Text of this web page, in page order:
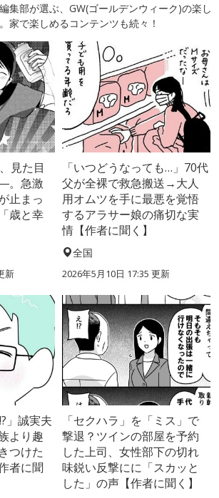
集部が選ぶ、GW(ゴールデンウィーク)の楽し
家で楽しめるコンテンツも続々！
見た目
。急激
止まっ
歳と幸
新
「いつどうなっても…」70代
父が全裸で救急搬送→大人
用オムツを手に最悪を覚悟
するアラサー娘の痛切な実
情【作者に聞く】
全国
2026年5月10日 17:35 更新
」誠実夫
より趣
つけた
者に聞
「セクハラ」を「ミス」で
撃退？ツインの部屋を予約
した上司、女性部下の切れ
味鋭い反撃にに「スカッと
した」の声【作者に聞く】